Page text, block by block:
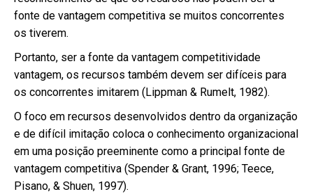
fonte de vantagem competitiva se muitos concorrentes
os tiverem.
Portanto, ser a fonte da vantagem competitividade
vantagem, os recursos também devem ser difíceis para
os concorrentes imitarem (Lippman & Rumelt, 1982).
O foco em recursos desenvolvidos dentro da organização
e de difícil imitação coloca o conhecimento organizacional
em uma posição preeminente como a principal fonte de
vantagem competitiva (Spender & Grant, 1996; Teece,
Pisano, & Shuen, 1997).